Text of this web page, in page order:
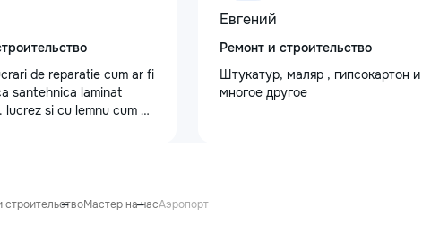
de reparatie cum ar fi
santehnica laminat
si cu lemnu cum ar
Евгений
Ремонт и строительство
Штукатур, маляр , гипсокартон и
многое другое
строительствоМастер на часАэропорт